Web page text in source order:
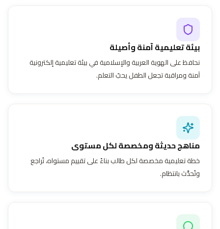
بيئة تعليمية آمنة وأصيلة
نحافظ على الهوية العربية والإسلامية في بيئة تعليمية إلكترونية
آمنة ومراقبة تجعل الطفل يحبّ التعلم.
مناهج حديثة ومخصصة لكل مستوى
خطة تعليمية مخصصة لكل طالب بناءً على تقييم مستواه، تُراجع
وتُحدَّث بانتظام.